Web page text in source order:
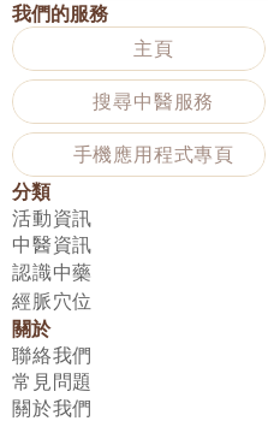
我們的服務
主頁
搜尋中醫服務
手機應用程式專頁
分類
活動資訊
中醫資訊
認識中藥
經脈穴位
關於
聯絡我們
常見問題
關於我們